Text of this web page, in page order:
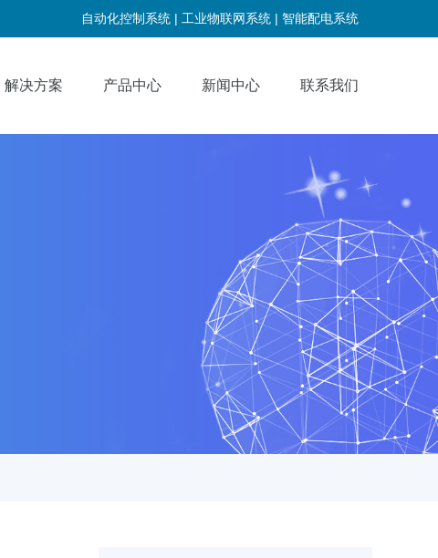
自动化控制系统 | 工业物联网系统 | 智能配电系统
解决方案 产品中心 新闻中心 联系我们